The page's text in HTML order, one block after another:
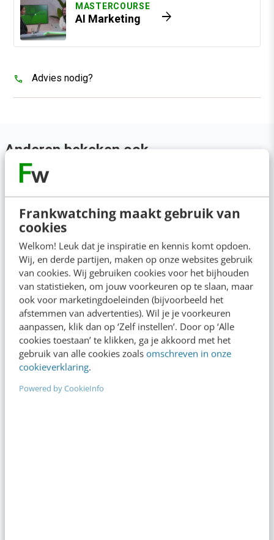
Frankwatching maakt gebruik van
cookies
Welkom! Leuk dat je inspiratie en kennis komt opdoen.
Wij, en derde partijen, maken op onze websites gebruik
van cookies. Wij gebruiken cookies voor het bijhouden
van statistieken, om jouw voorkeuren op te slaan, maar
ook voor marketingdoeleinden (bijvoorbeeld het
afstemmen van advertenties). Wil je je voorkeuren
aanpassen, klik dan op ‘Zelf instellen’. Door op ‘Alle
cookies toestaan’ te klikken, ga je akkoord met het
gebruik van alle cookies zoals omschreven in onze
cookieverklaring.
Powered by CookieInfo
MASTERCOURSE
AI Marketing arrow_forward
Advies nodig?
Anderen bekeken ook
MASTERCOURSE
AI Marketing
Haal het maximale uit AI met het meest complete online